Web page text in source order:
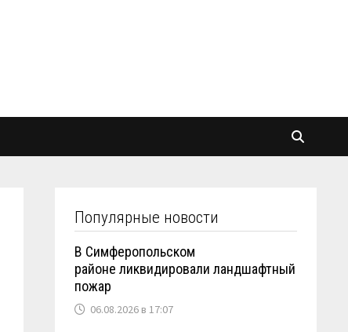
Популярные новости
В Симферопольском
районе ликвидировали ландшафтный
пожар
06.08.2026 в 17:07